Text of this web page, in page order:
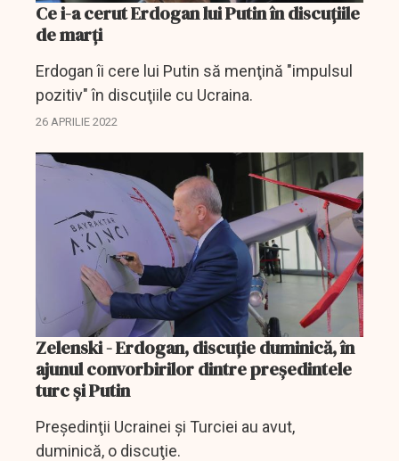
Ce i-a cerut Erdogan lui Putin în discuţiile
de marţi
Erdogan îi cere lui Putin să menţină "impulsul
pozitiv" în discuţiile cu Ucraina.
26 APRILIE 2022
Zelenski - Erdogan, discuţie duminică, în
ajunul convorbirilor dintre preşedintele
turc şi Putin
Preşedinţii Ucrainei şi Turciei au avut,
duminică, o discuţie.